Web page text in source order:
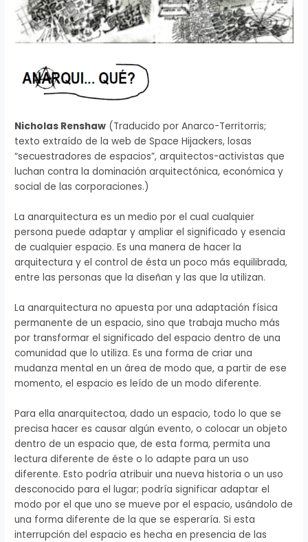
Nicholas Renshaw (Traducido por Anarco-Territorris;
texto extraído de la web de Space Hijackers, losas
“secuestradores de espacios”, arquitectos-activistas que
luchan contra la dominación arquitectónica, económica y
social de las corporaciones.)
La anarquitectura es un medio por el cual cualquier
persona puede adaptar y ampliar el significado y esencia
de cualquier espacio. Es una manera de hacer la
arquitectura y el control de ésta un poco más equilibrada,
entre las personas que la diseñan y las que la utilizan.
La anarquitectura no apuesta por una adaptación física
permanente de un espacio, sino que trabaja mucho más
por transformar el significado del espacio dentro de una
comunidad que lo utiliza. Es una forma de criar una
mudanza mental en un área de modo que, a partir de ese
momento, el espacio es leído de un modo diferente.
Para ella anarquitectoa, dado un espacio, todo lo que se
precisa hacer es causar algún evento, o colocar un objeto
dentro de un espacio que, de esta forma, permita una
lectura diferente de éste o lo adapte para un uso
diferente. Esto podría atribuir una nueva historia o un uso
desconocido para el lugar; podría significar adaptar el
modo por el que uno se mueve por el espacio, usándolo de
una forma diferente de la que se esperaría. Si esta
interrupción del espacio es hecha en presencia de las